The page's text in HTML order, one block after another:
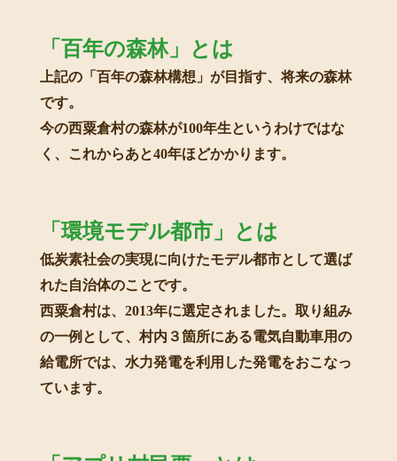
「百年の森林」とは
上記の「百年の森林構想」が目指す、将来の森林
です。
今の西粟倉村の森林が100年生というわけではな
く、これからあと40年ほどかかります。
「環境モデル都市」とは
低炭素社会の実現に向けたモデル都市として選ば
れた自治体のことです。
西粟倉村は、2013年に選定されました。取り組み
の一例として、村内３箇所にある電気自動車用の
給電所では、水力発電を利用した発電をおこなっ
ています。